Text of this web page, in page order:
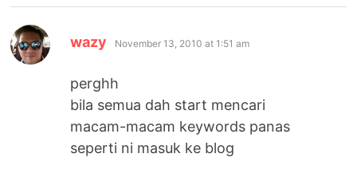
wazy says:
November 13, 2010 at 1:51 am
perghh
bila semua dah start mencari
macam-macam keywords panas
seperti ni masuk ke blog